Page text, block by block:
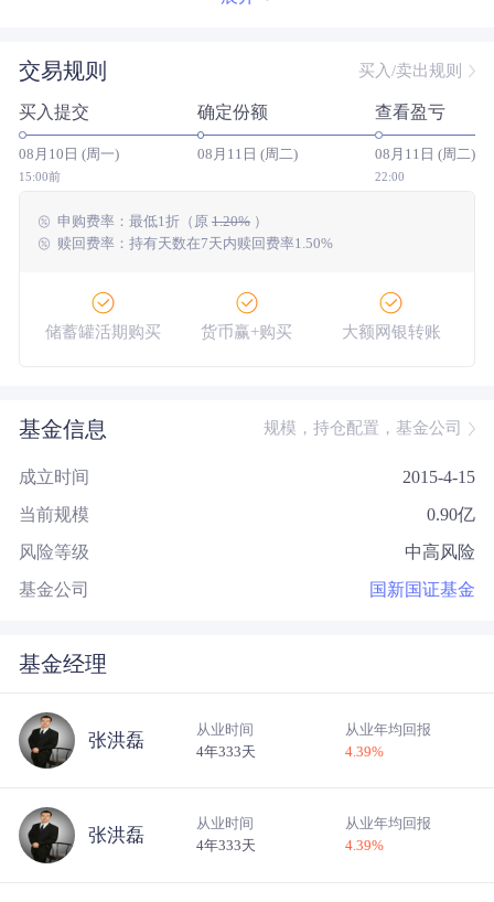
近三年 842/2109
近五年 43.69% 9.60% 238/1849
今年以来 1608/2317
成立以来 59.50%
交易规则 买入/卖出规则
买入提交
08月10日 (周一)
15:00前
确定份额
08月11日 (周二)
查看盈亏
08月11日 (周二)
22:00
申购费率： 最低1折（原 1.20%）
赎回费率：持有天数在7天内赎回费率1.50%
储蓄罐活期购买 货币赢+购买 大额网银转账
基金信息 规模，持仓配置，基金公司
成立时间 2015-4-15
当前规模 0.90亿
风险等级 中高风险
基金公司 国新国证基金
基金经理
张洪磊
从业时间
4年333天
从业年均回报
4.39%
张洪磊
从业时间
4年333天
从业年均回报
4.39%